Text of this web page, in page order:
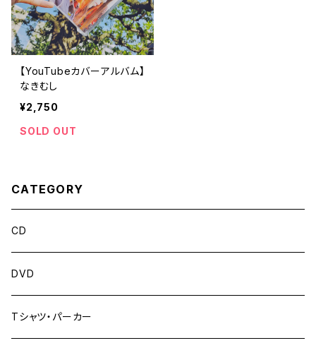
【YouTubeカバーアルバム】
なきむし
¥2,750
SOLD OUT
CATEGORY
CD
DVD
Tシャツ・パーカー